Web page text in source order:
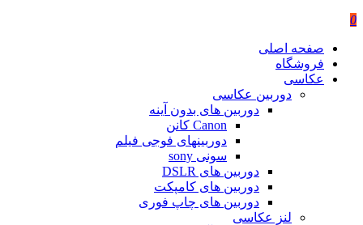
0
صفحه اصلی
فروشگاه
عکاسی
دوربین عکاسی
دوربین های بدون آینه
Canon کانن
دوربینهای فوجی فیلم
سونی sony
دوربین های DSLR
دوربین های کامپکت
دوربین های چاپ فوری
لنز عکاسی